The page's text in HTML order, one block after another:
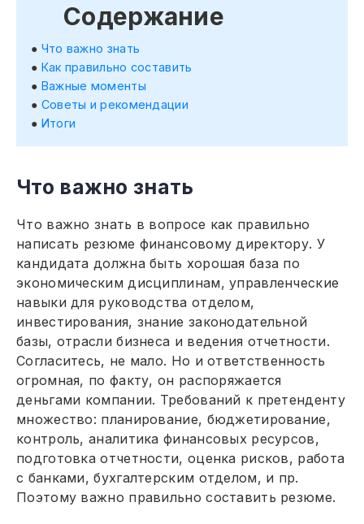
Содержание
Что важно знать
Как правильно составить
Важные моменты
Советы и рекомендации
Итоги
Что важно знать
Что важно знать в вопросе как правильно
написать резюме финансовому директору. У
кандидата должна быть хорошая база по
экономическим дисциплинам, управленческие
навыки для руководства отделом,
инвестирования, знание законодательной
базы, отрасли бизнеса и ведения отчетности.
Согласитесь, не мало. Но и ответственность
огромная, по факту, он распоряжается
деньгами компании. Требований к претенденту
множество: планирование, бюджетирование,
контроль, аналитика финансовых ресурсов,
подготовка отчетности, оценка рисков, работа
с банками, бухгалтерским отделом, и пр.
Поэтому важно правильно составить резюме.